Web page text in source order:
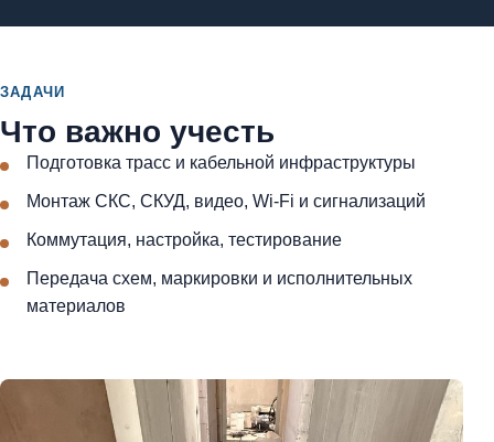
ЗАДАЧИ
Что важно учесть
Подготовка трасс и кабельной инфраструктуры
Монтаж СКС, СКУД, видео, Wi-Fi и сигнализаций
Коммутация, настройка, тестирование
Передача схем, маркировки и исполнительных
материалов